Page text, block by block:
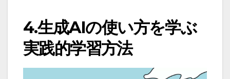
4.生成AIの使い方を学ぶ
実践的学習方法